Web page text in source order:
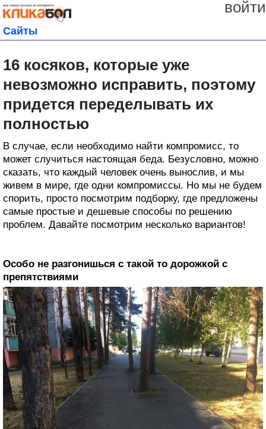
войти
Сайты
16 косяков, которые уже
невозможно исправить, поэтому
придется переделывать их
полностью
В случае, если необходимо найти компромисс, то
может случиться настоящая беда. Безусловно, можно
сказать, что каждый человек очень вынослив, и мы
живем в мире, где одни компромиссы. Но мы не будем
спорить, просто посмотрим подборку, где предложены
самые простые и дешевые способы по решению
проблем. Давайте посмотрим несколько вариантов!
Особо не разгонишься с такой то дорожкой с
препятствиями